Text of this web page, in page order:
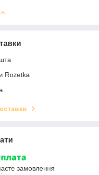
Rozetka
замовлення